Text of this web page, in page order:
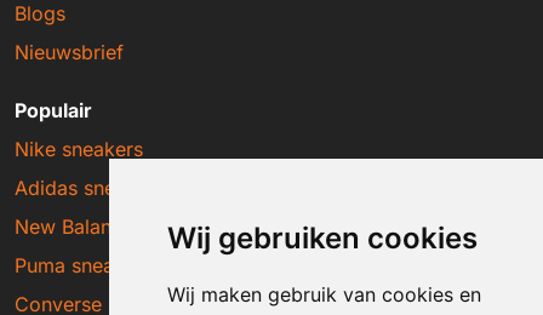
Wij gebruiken cookies
Wij maken gebruik van cookies en
Blogs
Nieuwsbrief
Populair
Nike sneakers
Adidas sneakers
New Balance sneakers
Puma sneakers
Converse sneakers